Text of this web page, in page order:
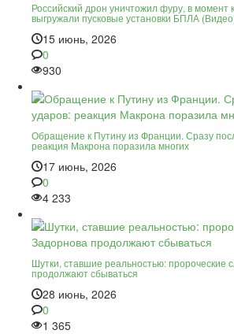
Российский дрон уничтожил фуру, в момент
выгружали пусковые установки БПЛА
15 июнь, 2026
0
930
Обращение к Путину из Франции. Сразу
реакция Макрона поразила многих
17 июнь, 2026
0
4 233
Шутки, ставшие реальностью: пророческие
продолжают сбываться
28 июнь, 2026
0
1 365